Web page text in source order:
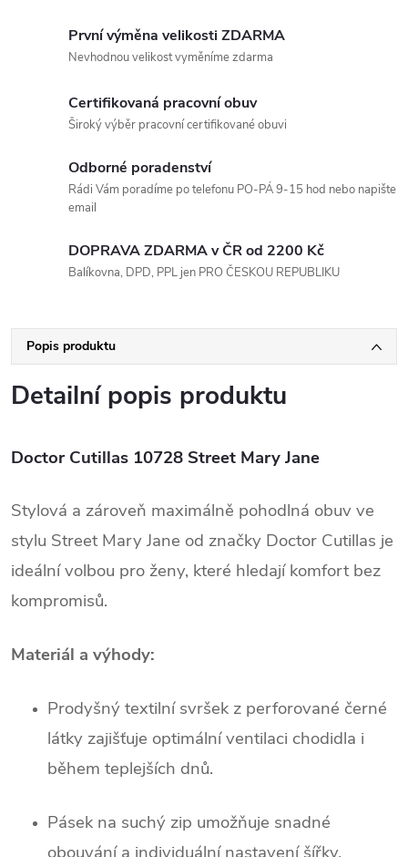
První výměna velikosti ZDARMA
Nevhodnou velikost vyměníme zdarma
Certifikovaná pracovní obuv
Široký výběr pracovní certifikované obuvi
Odborné poradenství
Rádi Vám poradíme po telefonu PO-PÁ 9-15 hod nebo napište
email
DOPRAVA ZDARMA v ČR od 2200 Kč
Balíkovna, DPD, PPL jen PRO ČESKOU REPUBLIKU
Popis produktu
Detailní popis produktu
Doctor Cutillas 10728 Street Mary Jane
Stylová a zároveň maximálně pohodlná obuv ve
stylu Street Mary Jane od značky Doctor Cutillas je
ideální volbou pro ženy, které hledají komfort bez
kompromisů.
Materiál a výhody:
Prodyšný textilní svršek z perforované černé
látky zajišťuje optimální ventilaci chodidla i
během teplejších dnů.
Pásek na suchý zip umožňuje snadné
obouvání a individuální nastavení šířky.